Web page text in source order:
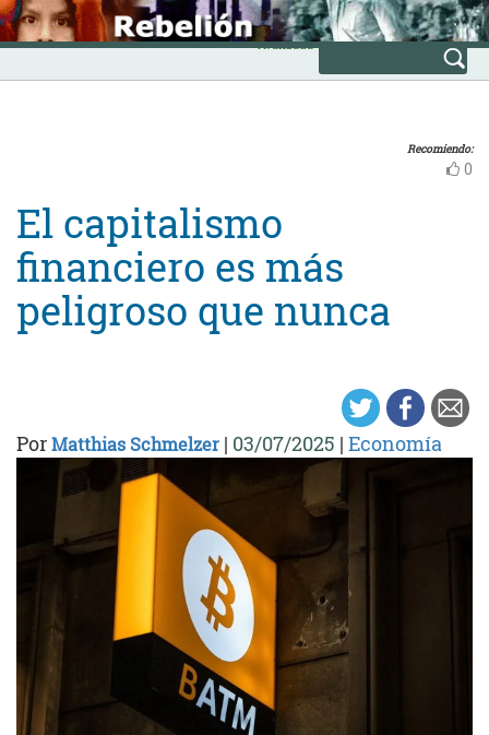
Skip
to
content
INICIO
Avanzada
Recomiendo:
0
El capitalismo
financiero es más
peligroso que nunca
PorMatthias Schmelzer | 03/07/2025 | Economía